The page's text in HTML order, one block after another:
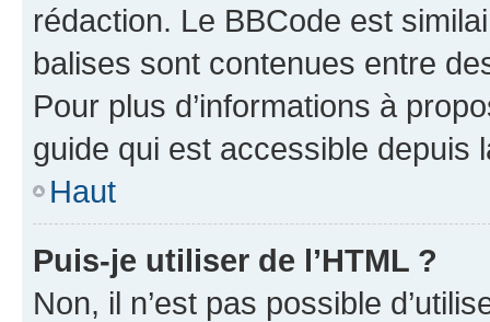
rédaction. Le BBCode est
balises sont contenues entre
Pour plus d’informations à
guide qui est accessible depuis
Haut
Puis-je utiliser de l’HTML ?
Non, il n’est pas possible